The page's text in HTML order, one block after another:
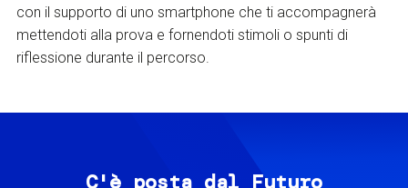
con il supporto di uno smartphone che ti accompagnerà
mettendoti alla prova e fornendoti stimoli o spunti di
riflessione durante il percorso.
C'è posta dal Futuro